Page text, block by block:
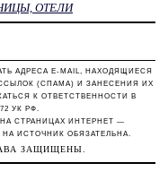
ОТЕЛИ
АДРЕСА E-MAIL, НАХОДЯЩИЕСЯ
(СПАМА) И ЗАНЕСЕНИЯ ИХ
К ОТВЕТСТВЕННОСТИ В
УК РФ.
СТРАНИЦАХ ИНТЕРНЕТ —
ИСТОЧНИК ОБЯЗАТЕЛЬНА.
ЗАЩИЩЕНЫ.